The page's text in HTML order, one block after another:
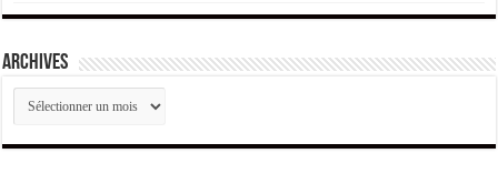
ARCHIVES
ARCHIVES